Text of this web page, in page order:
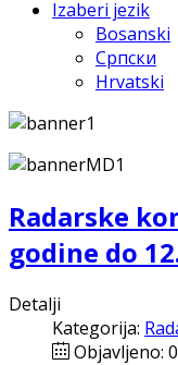
Izaberi jezik
Bosanski
Српски
Hrvatski
Radarske
godine do
Detalji
Kategorija:
Objavljeno: